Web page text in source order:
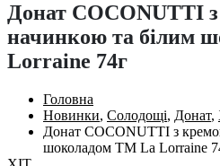
Донат COCONUTTI
начинкою та білим
Lorraine 74г
Головна
Новинки, Солодощі, Донат,
Донат COCONUTTI з
шоколадом ТМ La Lorraine